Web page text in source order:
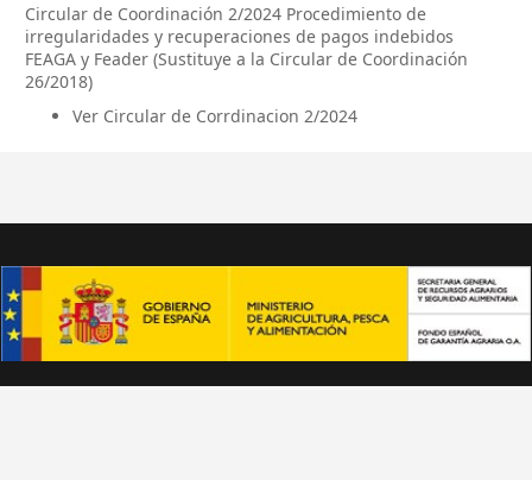
Circular de Coordinación 2/2024 Procedimiento de
irregularidades y recuperaciones de pagos indebidos
FEAGA y Feader (Sustituye a la Circular de Coordinación
26/2018)
Ver Circular de Corrdinacion 2/2024